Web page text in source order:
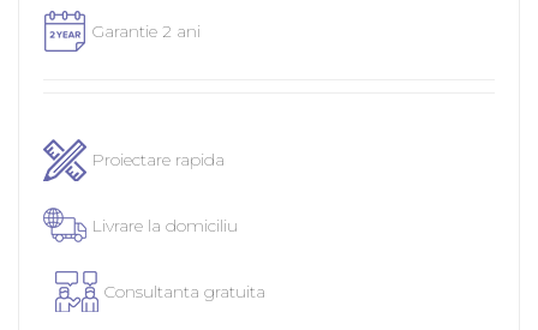
Garantie 2 ani
Proiectare rapida
Livrare la domiciliu
Consultanta gratuita